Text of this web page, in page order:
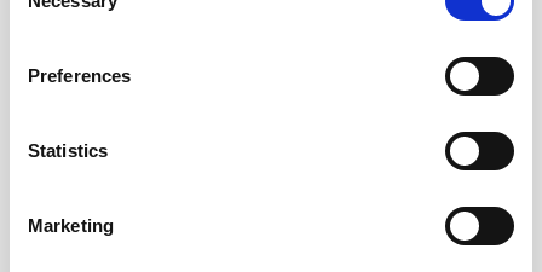
Selection
Preferences
Statistics
Marketing